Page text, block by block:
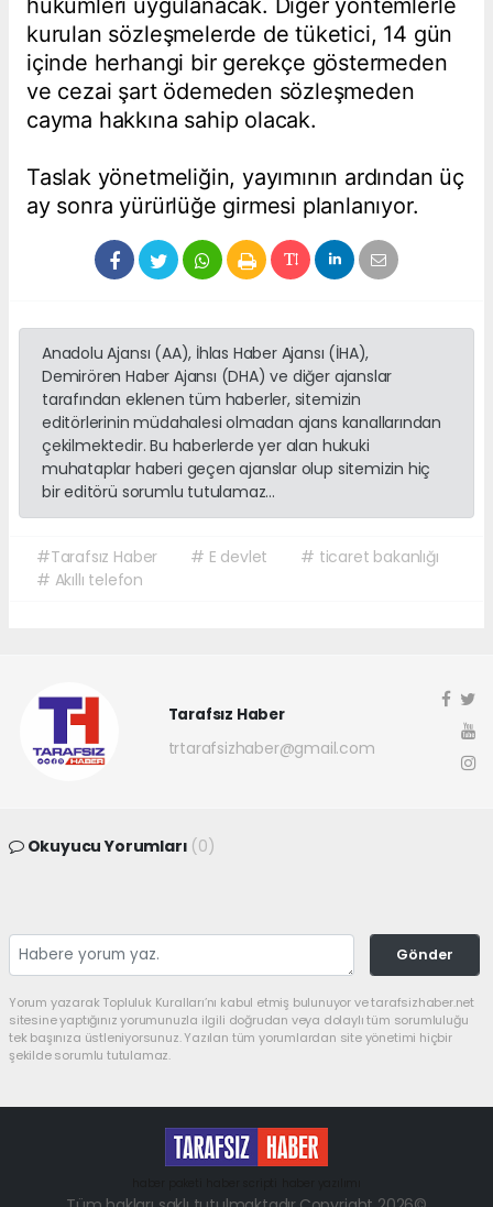
hükümleri uygulanacak. Diğer yöntemlerle
kurulan sözleşmelerde de tüketici, 14 gün
içinde herhangi bir gerekçe göstermeden
ve cezai şart ödemeden sözleşmeden
cayma hakkına sahip olacak.
Taslak yönetmeliğin, yayımının ardından üç
ay sonra yürürlüğe girmesi planlanıyor.
Anadolu Ajansı (AA), İhlas Haber Ajansı (İHA),
Demirören Haber Ajansı (DHA) ve diğer ajanslar
tarafından eklenen tüm haberler, sitemizin
editörlerinin müdahalesi olmadan ajans kanallarından
çekilmektedir. Bu haberlerde yer alan hukuki
muhataplar haberi geçen ajanslar olup sitemizin hiç
bir editörü sorumlu tutulamaz...
#Tarafsız Haber # E devlet
# ticaret bakanlığı
# Akıllı telefon
Tarafsız Haber
trtarafsizhaber@gmail.com
Okuyucu Yorumları (0)
Gönder
Yorum yazarak Topluluk Kuralları’nı kabul etmiş bulunuyor ve tarafsizhaber.net
sitesine yaptığınız yorumunuzla ilgili doğrudan veya dolaylı tüm sorumluluğu
tek başınıza üstleniyorsunuz. Yazılan tüm yorumlardan site yönetimi hiçbir
şekilde sorumlu tutulamaz.